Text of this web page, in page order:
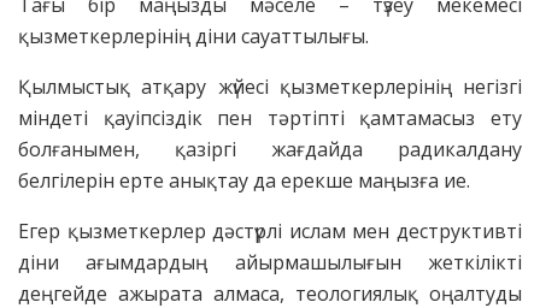
қызметкерлерінің діни сауаттылығы.
Қылмыстық атқару жүйесі қызметкерлерінің негізгі
міндеті қауіпсіздік пен тәртіпті қамтамасыз ету
болғанымен, қазіргі жағдайда радикалдану
белгілерін ерте анықтау да ерекше маңызға ие.
Егер қызметкерлер дәстүрлі ислам мен деструктивті
діни ағымдардың айырмашылығын жеткілікті
деңгейде ажырата алмаса, теологиялық оңалтуды